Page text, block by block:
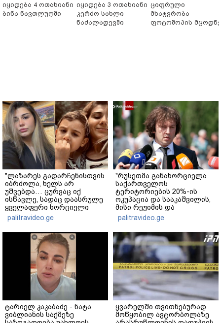
იყიდება 4 ოთახიანი
ბინა ნავთლუღში
იყიდება 3 ოთახიანი
კერძო სახლი
ნაძალადევში
ციფრული
მხატვრობა
ფოტოშოპის მცოდნე
"ლაზარეს გადარჩენისთვის
იბრძოლა, ხელს არ
უშვებდა… ცურვაც იქ
ისწავლე, სადაც დაასრულე
ყველაფერი ხორციელი
ცხოვრებიდან" – რას წერს
ხობში დაღუპული დედა-
შვილის ახლობელი?
palitravideo.ge
"რუსეთმა განახორციელა
საქართველოს
ტერიტორიების 20%-ის
ოკუპაცია და სააკაშვილის,
მისი რეჟიმის და
"ნაცმოძრაობის" ღალატი
ვერანაირად ვერ
გადაფარავს ამ
დანაშაულს" - ირაკლი
კობახიძე
palitravideo.ge
ტარიელ კაკაბაძე - ნატა
ვიბლიანის საქმეზე
ყვარელში თვითნებურად
მოწყობილ ავტორბოლაზე